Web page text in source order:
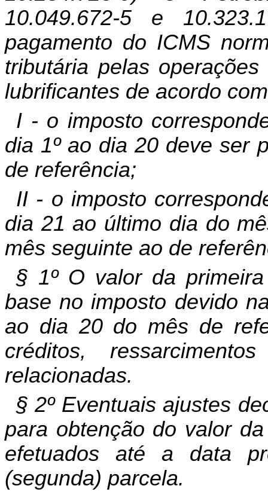
10.049.672-5 e
pagamento do ICMS
tributária pelas
lubrificantes de acordo
I - o imposto
dia 1º ao dia 20 deve ser
de referência;
II - o imposto
dia 21 ao último dia do
mês seguinte ao de
§ 1º O valor da
base no imposto devido
ao dia 20 do mês de
créditos,
relacionadas.
§ 2º Eventuais ajustes
para obtenção do valor
efetuados até a data
(segunda) parcela.